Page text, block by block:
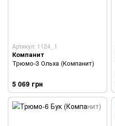
Артикул: 1124_1
Компанит
Трюмо-3 Ольха (Компанит)
5 069 грн